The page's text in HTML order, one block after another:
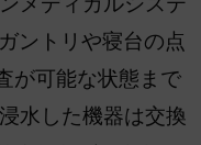
ントリや寝台の点
が可能な状態まで
水した機器は交換